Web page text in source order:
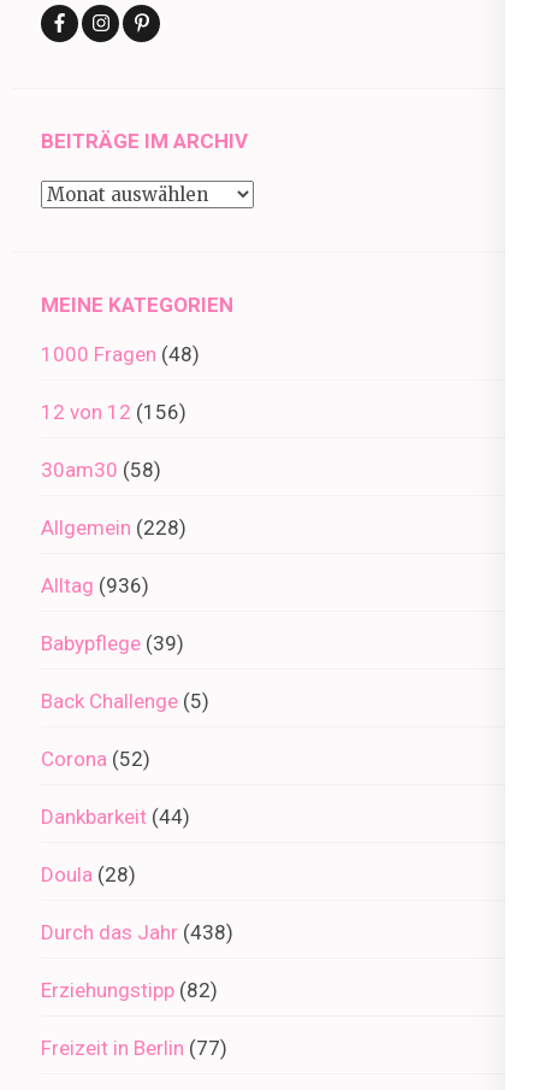
BEITRÄGE IM ARCHIV
Beiträge
MEINE KATEGORIEN
1000 Fragen (48)
12 von 12 (156)
30am30 (58)
Allgemein (228)
Alltag (936)
Babypflege (39)
Back Challenge (5)
Corona (52)
Dankbarkeit (44)
Doula (28)
Durch das Jahr (438)
Erziehungstipp (82)
Freizeit in Berlin (77)